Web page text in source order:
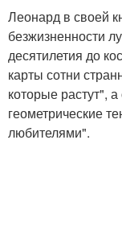
Леонард в своей
безжизненности
десятилетия до
карты сотни
которые растут",
геометрические
любителями".